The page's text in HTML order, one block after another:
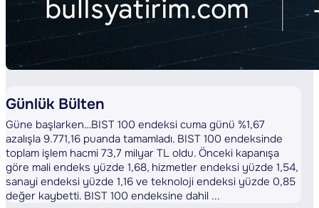
Günlük Bülten
Güne başlarken…BIST 100 endeksi cuma günü %1,67
azalışla 9.771,16 puanda tamamladı. BIST 100 endeksinde
toplam işlem hacmi 73,7 milyar TL oldu. Önceki kapanışa
göre mali endeks yüzde 1,68, hizmetler endeksi yüzde 1,54,
sanayi endeksi yüzde 1,16 ve teknoloji endeksi yüzde 0,85
değer kaybetti. BIST 100 endeksine dahil ...